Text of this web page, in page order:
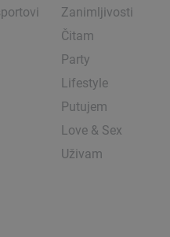
Zanimljivosti
Čitam
Party
Lifestyle
Putujem
Love & Sex
Uživam